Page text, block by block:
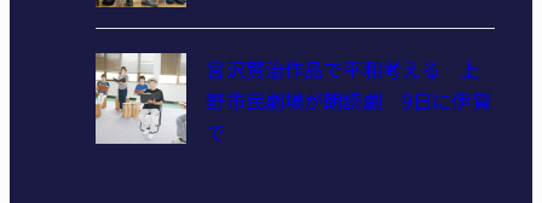
宮沢賢治作品で平和考える 上
野市民劇場が朗読劇 9日に伊賀
で